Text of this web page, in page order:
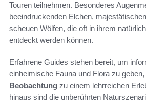
Touren teilnehmen. Besonderes
beeindruckenden Elchen,
scheuen Wölfen, die oft in ihrem
entdeckt werden können.
Erfahrene Guides stehen bereit, um
einheimische Fauna und Flora zu
Beobachtung zu einem lehrreichen
hinaus sind die unberührten